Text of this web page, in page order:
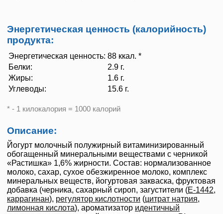
Энергетическая ценность (калорийность)
продукта:
Энергетическая ценность: 88 ккал. *
Белки:
2.9 г.
Жиры:
1.6 г.
Углеводы:
15.6 г.
* - 1 килокалория = 1000 калорий
Описание:
Йогурт молочный полужирный витаминизированный
обогащенный минеральными веществами с черникой
«Растишка» 1,6% жирности. Состав: нормализованное
молоко, сахар, сухое обезжиренное молоко, комплекс
минеральных веществ, йогуртовая закваска, фруктовая
добавка (черника, сахарный сироп, загустители (Е-1442,
каррагинан), регулятор кислотности (цитрат натрия,
лимонная кислота), ароматизатор идентичный